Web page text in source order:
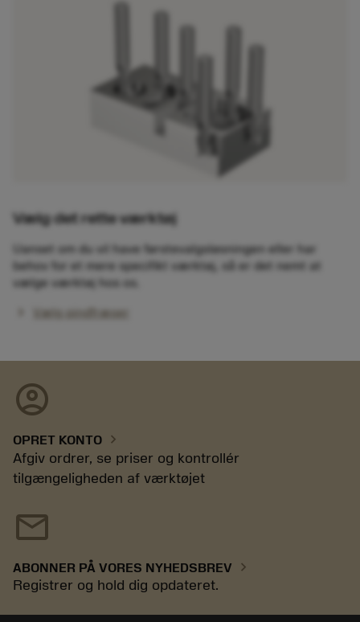
Vælg det rette værktøj
Uanset om du vil have førstevalgsløsningen eller har
behov for et mere specifikt værktøj, så er det nemt at
vælge værktøj hos os.
Vælg pindfræser
account_circle
OPRET KONTO chevron_right
Afgiv ordrer, se priser og kontrollér
tilgængeligheden af værktøjet
mail
ABONNER PÅ VORES NYHEDSBREV chevron_right
Registrer og hold dig opdateret.